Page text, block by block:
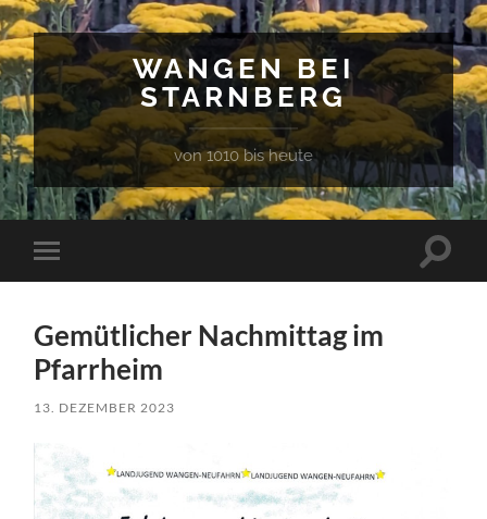
WANGEN BEI
STARNBERG
von 1010 bis heute
Mobile-
Menü
Gemütlicher Nachmittag im
Pfarrheim
13. DEZEMBER 2023